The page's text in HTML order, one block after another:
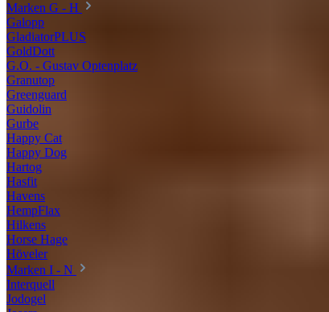
Marken G - H
Galopp
GladiatorPLUS
GoldDott
G.O. - Gustav Optenplatz
Granutop
Greenguard
Guidolin
Gurbe
Happy Cat
Happy Dog
Hartog
Hasfit
Havens
HempFlax
Hilkens
Horse Hage
Höveler
Marken I - N
Interquell
Jodogel